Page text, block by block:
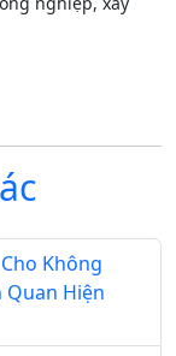
Không
Quan Hiện